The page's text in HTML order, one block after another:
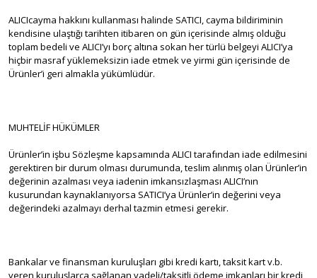
ALICIcayma hakkını kullanması halinde SATICI, cayma bildiriminin
kendisine ulaştığı tarihten itibaren on gün içerisinde almış olduğu
toplam bedeli ve ALICI’yı borç altına sokan her türlü belgeyi ALICI’ya
hiçbir masraf yüklemeksizin iade etmek ve yirmi gün içerisinde de
Ürünler’i geri almakla yükümlüdür.
MUHTELİF HÜKÜMLER
Ürünler’in işbu Sözleşme kapsamında ALICI tarafından iade edilmesini
gerektiren bir durum olması durumunda, teslim alınmış olan Ürünler’in
değerinin azalması veya iadenin imkansızlaşması ALICI’nın
kusurundan kaynaklanıyorsa SATICI’ya Ürünler’in değerini veya
değerindeki azalmayı derhal tazmin etmesi gerekir.
Bankalar ve finansman kuruluşları gibi kredi kartı, taksit kart v.b.
veren kuruluşlarca sağlanan vadeli/taksitli ödeme imkanları bir kredi